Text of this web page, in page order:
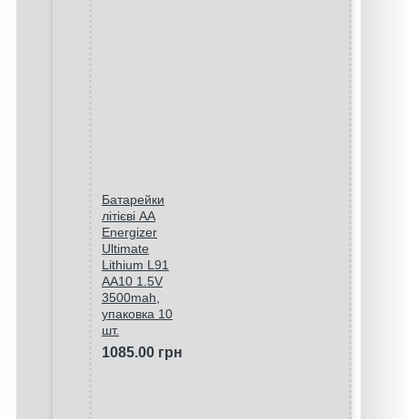
Батарейки
літієві AA
Energizer
Ultimate
Lithium L91
AA10 1.5V
3500mah,
упаковка 10
шт.
1085.00 грн